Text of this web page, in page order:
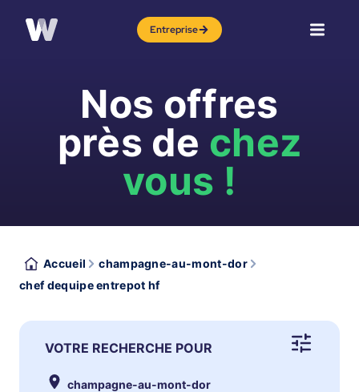
Entreprise
Nos offres
près de chez
vous !
Accueil
champagne-au-mont-dor
chef dequipe entrepot hf
VOTRE RECHERCHE POUR
champagne-au-mont-dor